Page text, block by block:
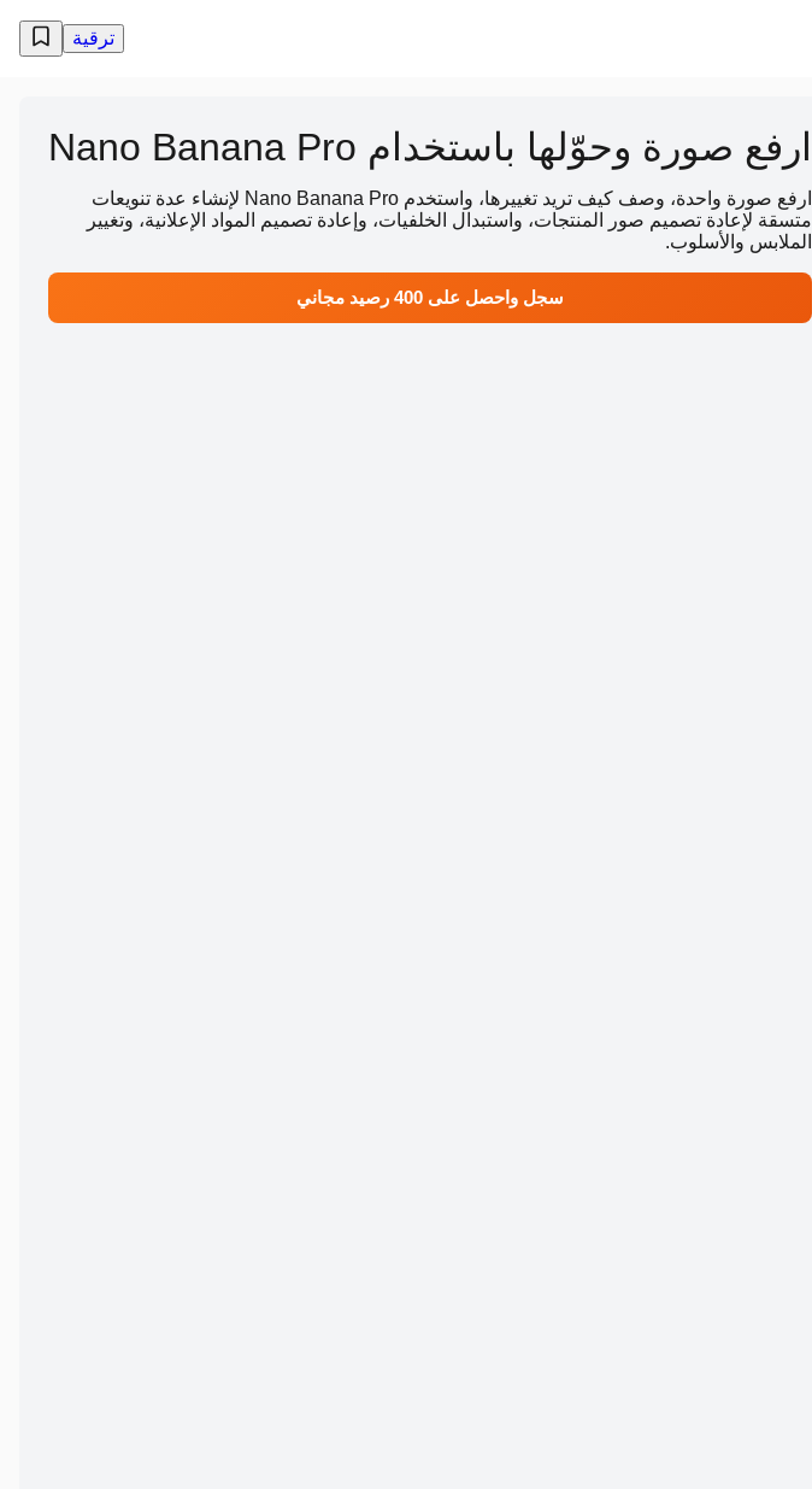
ترقية
ارفع صورة وحوّلها باستخدام Nano Banana Pro
ارفع صورة واحدة، وصف كيف تريد تغييرها، واستخدم Nano Banana Pro لإنشاء عدة تنويعات
متسقة لإعادة تصميم صور المنتجات، واستبدال الخلفيات، وإعادة تصميم المواد الإعلانية، وتغيير
الملابس والأسلوب.
سجل واحصل على 400 رصيد مجاني